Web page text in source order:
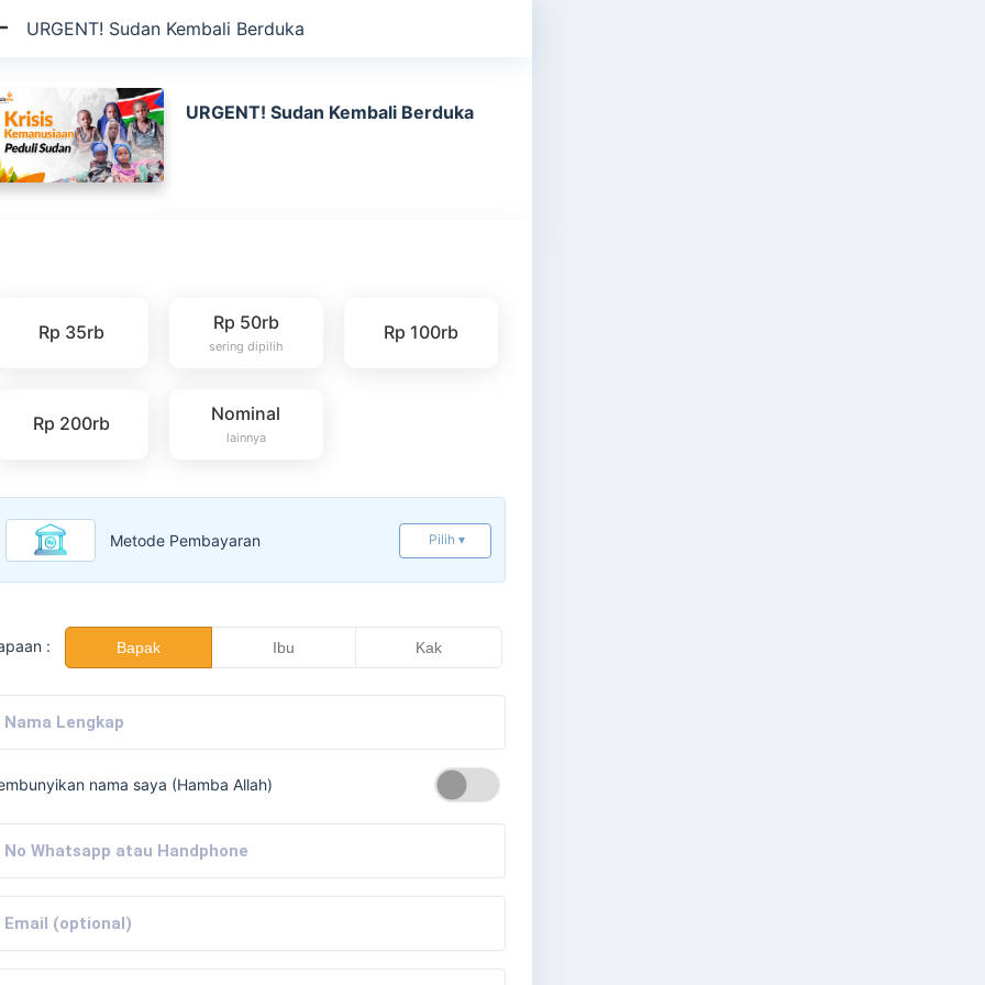
URGENT! Sudan Kembali Berduka
URGENT! Sudan Kembali Berduka
Rp 35rb Rp 50rb
sering dipilih
Rp 100rb
Rp 200rb Nominal
lainnya
Metode Pembayaran Pilih ▾
: Bapak Ibu Kak
nama saya (Hamba Allah)